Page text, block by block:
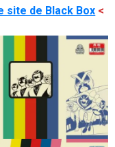
site de Black Box <